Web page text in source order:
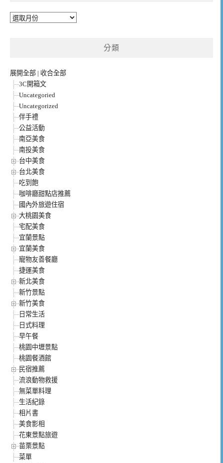
彙
分類
展開全部 | 收合全部
3C開箱文
Uncategoried
Uncategorized
伴手禮
公益活動
南亞美食
南投美食
台中美食
台北美食
吃到飽
咖啡廳甜點店推薦
國內外旅遊住宿
大桃園美食
宅配美食
宜蘭景點
宜蘭美食
寵物友善餐廳
捷運美食
新北美食
新竹景點
新竹美食
日常生活
日式料理
早午餐
桃園中壢景點
桃園餐酒館
民宿推薦
流浪動物救援
無菜單料理
生活紀錄
相片書
美食影相
花東景點旅遊
苗栗景點
菜單